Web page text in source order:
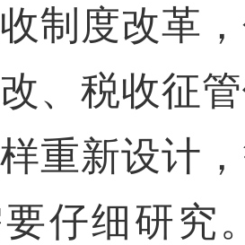
制度改革
、税收征
重新设计
仔细研究